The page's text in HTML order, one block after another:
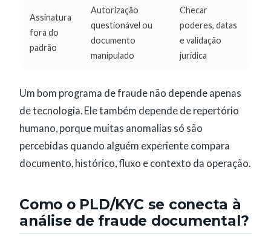
Assinatura
fora do
padrão
Autorização
questionável ou
documento
manipulado
Checar
poderes, datas
e validação
jurídica
Um bom programa de fraude não depende apenas
de tecnologia. Ele também depende de repertório
humano, porque muitas anomalias só são
percebidas quando alguém experiente compara
documento, histórico, fluxo e contexto da operação.
Como o PLD/KYC se conecta à
análise de fraude documental?